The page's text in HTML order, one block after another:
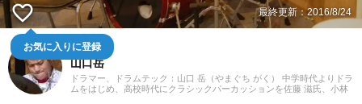
favorite_border
お気に入りに登録
最終更新：2016/8/24
ドラマー
山口岳
ドラマー、ドラムテック：山口 岳（やまぐち がく） 中学時代よりドラ
ムをはじめ、高校時代にクラシックパーカッションを佐藤 滋氏、小林